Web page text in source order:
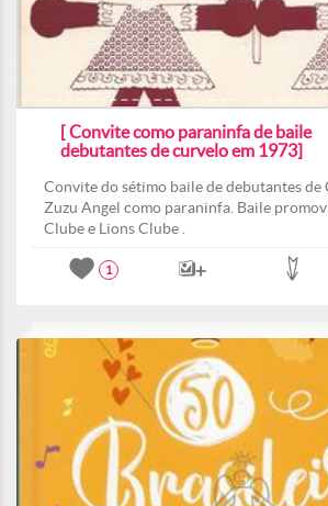
[ Convite como paraninfa de baile
debutantes de curvelo em 1973]
Convite do sétimo baile de debutantes
Zuzu Angel como paraninfa. Baile
Clube e Lions Clube .
1